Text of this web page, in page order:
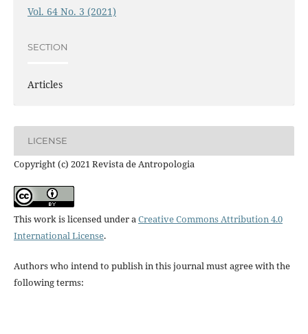
Vol. 64 No. 3 (2021)
SECTION
Articles
LICENSE
Copyright (c) 2021 Revista de Antropologia
This work is licensed under aCreative Commons Attribution 4.0
International License.
Authors who intend to publish in this journal must agree with the
following terms: